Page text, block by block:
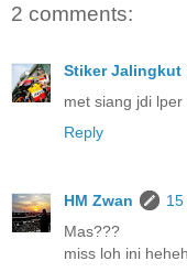
2 comments:
Stiker Jalingkut
met siang jdi
Reply
HM Zwan
Mas???
miss loh ini